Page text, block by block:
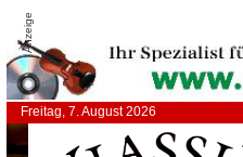
Anzeige
Freitag, 7. August 2026